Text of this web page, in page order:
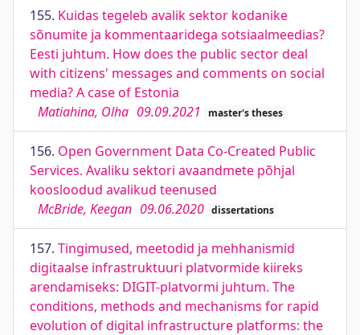
155. Kuidas tegeleb avalik sektor kodanike
sõnumite ja kommentaaridega sotsiaalmeedias?
Eesti juhtum. How does the public sector deal
with citizens' messages and comments on social
media? A case of Estonia
Matiahina, Olha 09.09.2021 master's theses
156. Open Government Data Co-Created Public
Services. Avaliku sektori avaandmete põhjal
koosloodud avalikud teenused
McBride, Keegan 09.06.2020 dissertations
157. Tingimused, meetodid ja mehhanismid
digitaalse infrastruktuuri platvormide kiireks
arendamiseks: DIGIT-platvormi juhtum. The
conditions, methods and mechanisms for rapid
evolution of digital infrastructure platforms: the